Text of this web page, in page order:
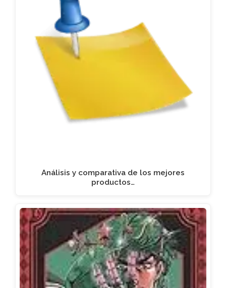
Análisis y comparativa de los mejores
productos…